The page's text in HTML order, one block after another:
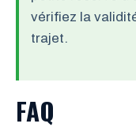
vérifiez la
trajet.
FAQ